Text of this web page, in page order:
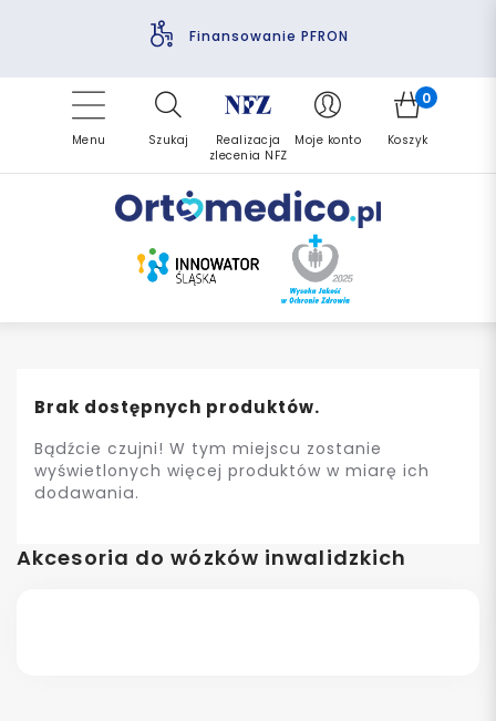
Darmowa dostawa
Pomoc fizjoterapeuty
Finansowanie PFRON
Refundacja NFZ
Zrealizuj zlecenie ponownie
Menu Szukaj
Realizacja
zlecenia NFZ
Moje konto
0
Koszyk
Akcesoria do wózków inwalidzkich
Brak dostępnych produktów.
Bądźcie czujni! W tym miejscu zostanie
wyświetlonych więcej produktów w miarę ich
dodawania.